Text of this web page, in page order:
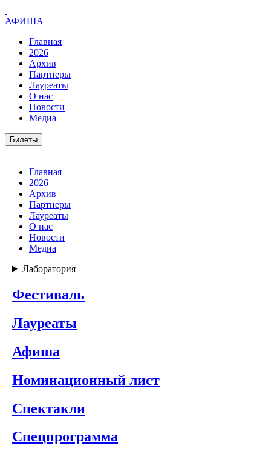
АФИША
Главная
2026
Архив
Партнеры
Лауреаты
О нас
Новости
Медиа
Билеты
Главная
2026
Архив
Партнеры
Лауреаты
О нас
Новости
Медиа
Лаборатория
Фестиваль
Лауреаты
Афиша
Номинационный лист
Спектакли
Спецпрограмма